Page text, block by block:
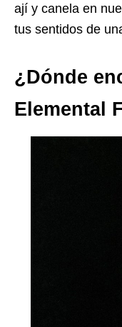
ají y canela en
tus sentidos de
¿Dónde
Elemental